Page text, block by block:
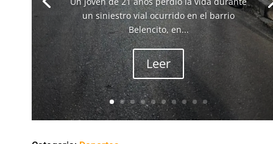
un siniestro vial ocurrido en el barrio
Belencito, en...
Leer